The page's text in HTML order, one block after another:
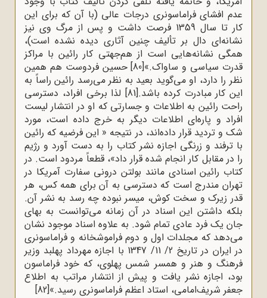
عدم افشای فراماسونری درجات عالی (با آن که برای این
کار تا سال 1359 فرصت داشت و پس از مرگ وی نیز
نشانه‌ای دال بر تألیف چنین آثاری دیده نشده است)،
همگی نشانه‌هایی است از هم‌جهتی کار رائین‌ با مراکز
قدرت سیاسی و ساواک.»[80]
حسین فردوست هم همین
نظر را دارد، او می‌گوید بعید به نظر می‌رسد رائین راساً به
این کار مبادرت کرده باشد.[81]
لذا برخی افراد، دسترسى
راحت رائین به اطلاعات و جسارتی که او در انتشار لیست
افراد و پاره‌اى اطلاعات دیگر به خرج داده است، مورد
شک و تردید قرار داده‌اند، در نتیجه « این فرضیه که رائین
با ترفند و زرنگى اجازه نشر کتاب را به دست آورد و رژیم
را در مقابل کار انجام شده قرار داد»، قطعاً مردود است. در
کتاب رائین اسنادى مانند بولتن درونى سفارت آمریکا در
تهران مندرج است که دسترسى به آن براى همه کس، هر
قدر زیرک و سخت کوش، میسر نبوده چه رسد به نشر آن.
بلکه داشتن این اسناد در آن زمانه‌ مى‌توانست به بهاى
جان یک فرد عادى تمام شود. به علاوه اسناد موجود نشان
مى‌دهد که مجلدات اول و دوم فراموشخانه و فراماسونرى
در ایران در تاریخ 2/ 11/ 1347 با اجازه مهرداد پهلبد وزیر
فرهنگ و هنر و همسر شمس پهلوی، که خود فراماسون
بود، اجازه نشر یافت و پیش از انتشار مراتب به اطلاع
جعفر شریف‌امامى، استاد اعظم فراماسونرى رسید.»[82]